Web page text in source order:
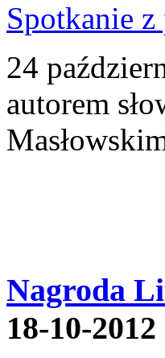
Spotkanie z
24
autorem
Nagroda
18-10-2012